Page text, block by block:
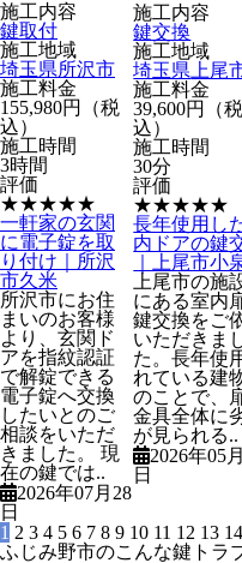
施工内容
鍵取付
施工地域
埼玉県所沢市
施工料金
155,980円（税
込）
施工時間
3時間
評価
★★★★★
一軒家の玄関
に電子錠を取
り付け｜所沢
市久米
所沢市にお住
まいのお客様
より、玄関ド
アを指紋認証
で解錠できる
電子錠へ交換
したいとのご
相談をいただ
きました。 現
在の鍵では..
2026年07月28
日
施工内容
鍵交換
施工地域
埼玉県 上尾
施工料金
39,600円（税
込）
施工時間
30分
評価
★★★★★
長年使用し
内ドアの鍵
｜上尾市小
上尾市の施
にある室内
鍵交換をご
いただきま
た。長年使
れている建
のことで、
金具全体に
が見られる..
2026年05
日
1 2 3 4 5 6 7 8 9 10 11 12 13 14
ふじみ野市のこんな鍵トラ